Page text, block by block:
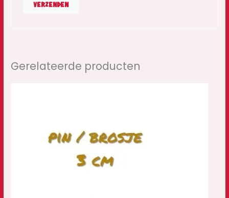
Gerelateerde producten